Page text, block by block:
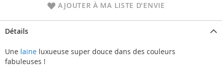
AJOUTER À MA LISTE D’ENVIE
Détails
Une laine luxueuse super douce dans des couleurs
fabuleuses !